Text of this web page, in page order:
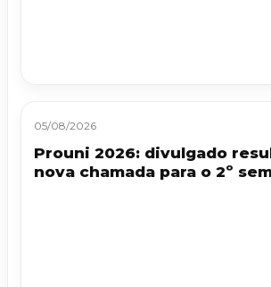
05/08/2026
Prouni 2026: divulgado
nova chamada para o 2º